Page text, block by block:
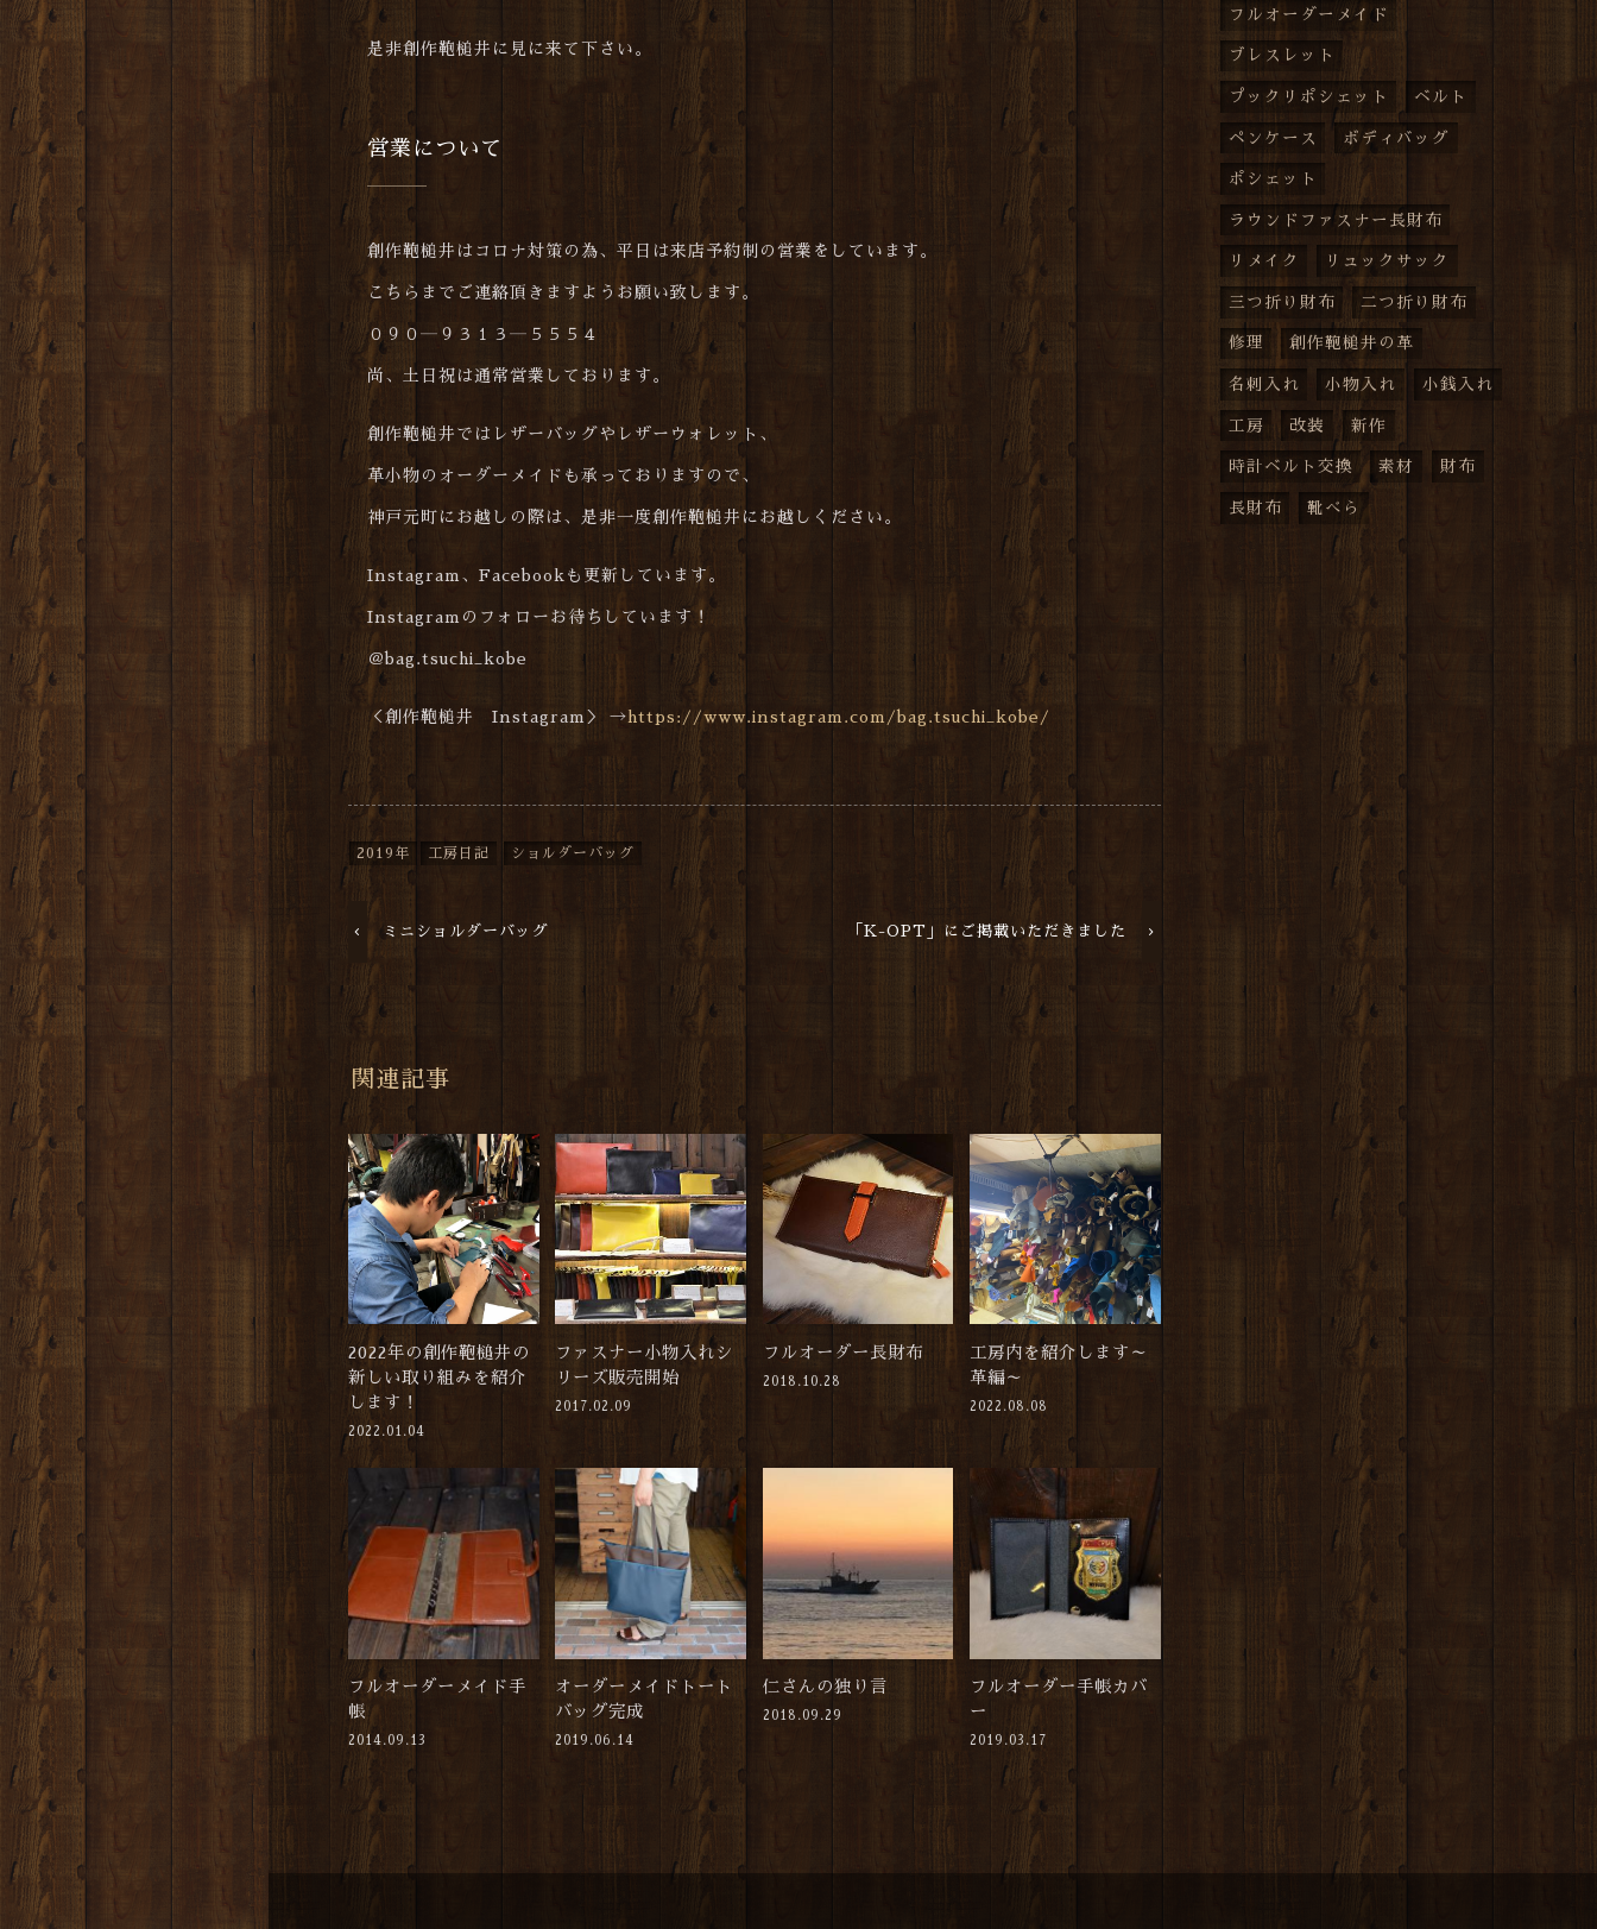
是非創作鞄槌井に見に来て下さい。
営業について
創作鞄槌井はコロナ対策の為、平日は来店予約制の営業をしています。
こちらまでご連絡頂きますようお願い致します。
０９０―９３１３―５５５４
尚、土日祝は通常営業しております。
創作鞄槌井ではレザーバッグやレザーウォレット、
革小物のオーダーメイドも承っておりますので、
神戸元町にお越しの際は、是非一度創作鞄槌井にお越しください。
Instagram、Facebookも更新しています。
Instagramのフォローお待ちしています！
＠bag.tsuchi_kobe
＜創作鞄槌井 Instagram＞ →https://www.instagram.com/bag.tsuchi_kobe/
2019年 工房日記 ショルダーバッグ
ミニショルダーバッグ 「K-OPT」にご掲載いただきました
関連記事
2022年の創作鞄槌井の
新しい取り組みを紹介
します！
2022.01.04
ファスナー小物入れシ
リーズ販売開始
2017.02.09
フルオーダー長財布
2018.10.28
工房内を紹介します～
革編～
2022.08.08
フルオーダーメイド手
帳
2014.09.13
オーダーメイドトート
バッグ完成
2019.06.14
仁さんの独り言
2018.09.29
フルオーダー手帳カバ
ー
2019.03.17
フルオーダーメイド
ブレスレット
プックリポシェット ベルト
ペンケース ボディバッグ
ポシェット
ラウンドファスナー長財布
リメイク リュックサック
三つ折り財布 二つ折り財布
修理 創作鞄槌井の革
名刺入れ 小物入れ 小銭入れ
工房 改装 新作
時計ベルト交換 素材 財布
長財布 靴べら